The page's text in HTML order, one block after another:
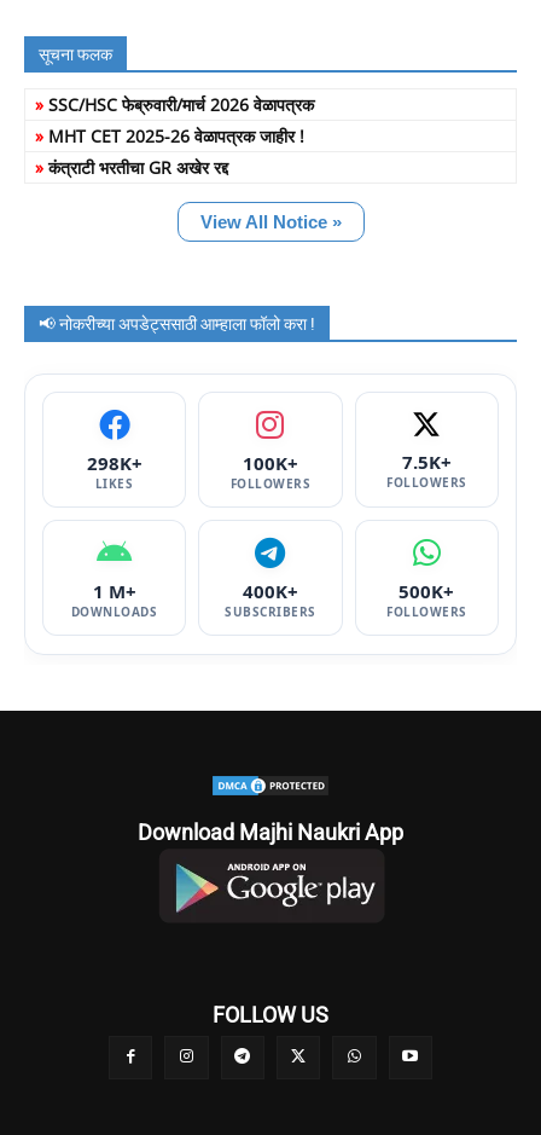
सूचना फलक
» SSC/HSC फेब्रुवारी/मार्च 2026 वेळापत्रक
» MHT CET 2025-26 वेळापत्रक जाहीर !
»कंत्राटी भरतीचा GR अखेर रद्द
View All Notice »
📢 नोकरीच्या अपडेट्ससाठी आम्हाला फॉलो करा !
298K+
LIKES
100K+
FOLLOWERS
7.5K+
FOLLOWERS
1 M+
DOWNLOADS
400K+
SUBSCRIBERS
500K+
FOLLOWERS
Download Majhi Naukri App
FOLLOW US